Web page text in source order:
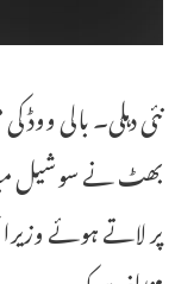
نئی دہلی۔ بالی
بھٹ نے سوشیل
پر لاتے ہوئے